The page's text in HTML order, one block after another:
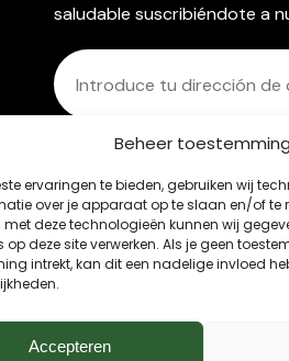
Beheer toestemming
ervaringen te bieden, gebruiken wij
over je apparaat op te slaan en/of te
deze technologieën kunnen wij
op deze site verwerken. Als je geen
intrekt, kan dit een nadelige invloed
Accepteren
saludable suscribiéndote a